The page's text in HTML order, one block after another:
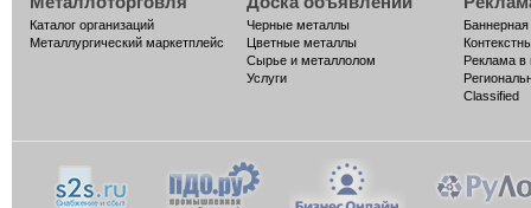
Каталог организаций
Металлургический маркетплейс
Черные металлы
Цветные металлы
Сырье и металлолом
Услуги
Реклама в
Classified